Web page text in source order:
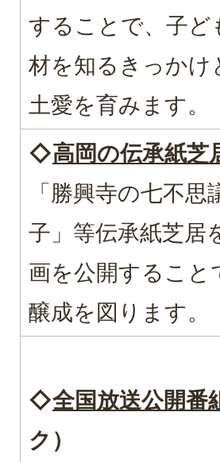
することで、子ど
材を知るきっか
土愛を育みます。
◇高岡の伝承紙芝
「勝興寺の七不
子」等伝承紙芝居
画を公開するこ
醸成を図ります。
◇全国放送公開番
ク）